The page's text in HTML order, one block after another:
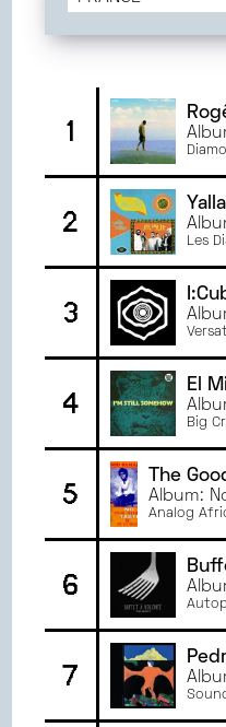
DÉCEMBRE2024
NOVEMBRE2024
OCTOBRE2024
SEPTEMBRE2024
JUIN2024
2024
AVRIL2024
MARS2024
FÉVRIER2024
JANVIER2024
DÉCEMBRE2023
NOVEMBRE
2023
OCTOBRE2023
SEPTEMBRE2023
JUIN2023
2023
MARS2023
FÉVRIER2023
JANVIER2023
2022
2022
TOULOUSE
ANGERS
1
2
Les
3
4
El
Big
5
The
Album:
By
Analog
6
7